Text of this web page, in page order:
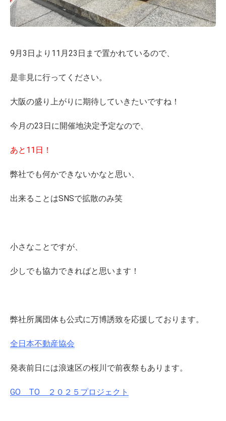
9月3日より11月23日まで置かれているので、
是非見に行ってください。
大阪の盛り上がりに期待していきたいですね！
今月の23日に開催地決定予定なので、
あと11日！
弊社でも何かできないかなと思い、
出来ることはSNSで拡散のみ笑
小さなことですが、
少しでも協力できればと思います！
弊社所属団体も公式に万博誘致を応援しております。
全日本不動産協会
発表前日には浪速区の桜川で前夜祭もあります。
GO TO ２０２５プロジェクト